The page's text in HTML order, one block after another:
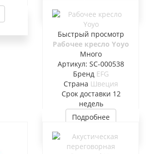
Быстрый просмотр
Рабочее кресло Yoyo
Много
Артикул: SC-000538
Бренд EFG
Страна Швеция
Cрок доставки 12
недель
Подробнее